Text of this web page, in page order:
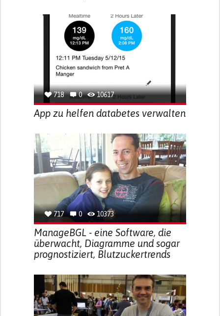
718 0 10617
App zu helfen databetes verwalten
717 0 10373
ManageBGL - eine Software, die
überwacht, Diagramme und sogar
prognostiziert, Blutzuckertrends